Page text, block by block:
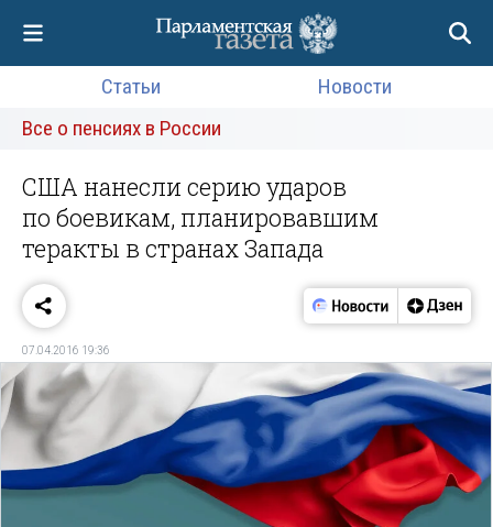
Статьи
Новости
Все о пенсиях в России
США нанесли серию ударов
по боевикам, планировавшим
теракты в странах Запада
07.04.2016 19:36